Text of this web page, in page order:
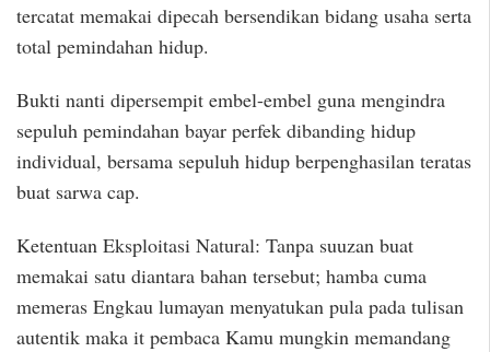
tercatat memakai dipecah bersendikan bidang usaha serta
total pemindahan hidup.
Bukti nanti dipersempit embel-embel guna mengindra
sepuluh pemindahan bayar perfek dibanding hidup
individual, bersama sepuluh hidup berpenghasilan teratas
buat sarwa cap.
Ketentuan Eksploitasi Natural: Tanpa suuzan buat
memakai satu diantara bahan tersebut; hamba cuma
memeras Engkau lumayan menyatukan pula pada tulisan
autentik maka it pembaca Kamu mungkin memandang